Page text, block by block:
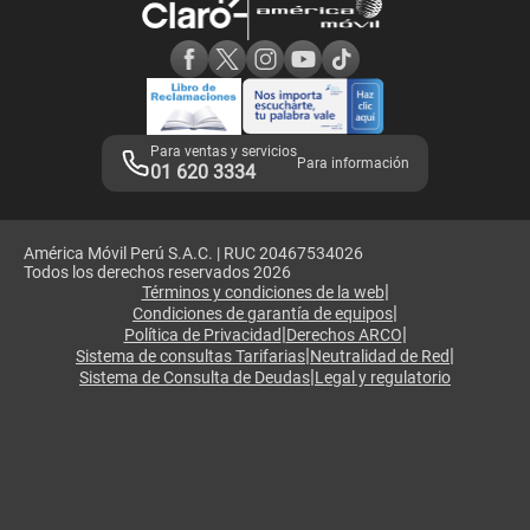
Adquirientes iPhone 6, 6S y SE
Mensaje de Seguridad
Términos y Condiciones de Tienda Claro
Libro de Reclamaciones
Legales de marketplace
Para ventas y servicios
01 620 3334 Para información
América Móvil Perú S.A.C. | RUC 20467534026
Todos los derechos reservados 2026
Términos y condiciones de la web|
Condiciones de garantía de equipos|
Política de Privacidad|Derechos ARCO|
Sistema de consultas Tarifarias|Neutralidad de Red|
Sistema de Consulta de Deudas|Legal y regulatorio